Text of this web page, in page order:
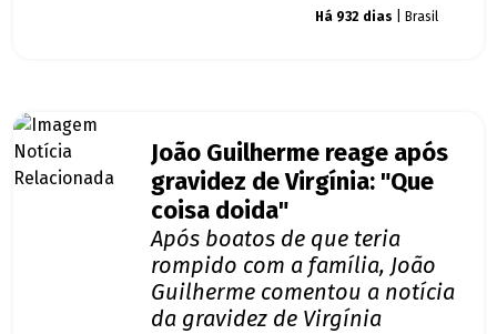
Há 932 dias | Brasil
João Guilherme reage após
gravidez de Virgínia: "Que
coisa doida"
Após boatos de que teria
rompido com a família, João
Guilherme comentou a notícia
da gravidez de Virgínia